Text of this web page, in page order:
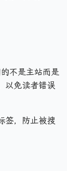
不是主站而是
以免读者错误
签，防止被搜